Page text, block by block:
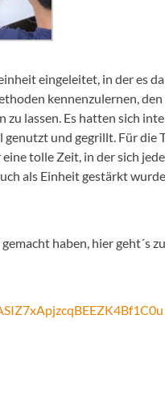
eingeleitet, in der es
kennenzulernen,
zu lassen. Es hatten sich
und gegrillt. Für die
tolle Zeit, in der sich
als Einheit gestärkt
haben, hier geht´s